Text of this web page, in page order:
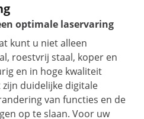
optimale laservaring
kunt u niet alleen
roestvrij staal, koper en
en in hoge kwaliteit
duidelijke digitale
van functies en de
op te slaan. Voor uw